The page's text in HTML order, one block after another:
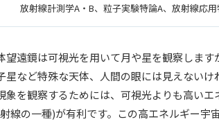
放射線計測学A・B、粒子実験特論A、放射線応
望遠鏡は可視光を用いて月や星を観察しま
星など特殊な天体、人間の眼には見えない
象を観察するためには、可視光よりも高い
線の一種)が有利です。この高エネルギー宇